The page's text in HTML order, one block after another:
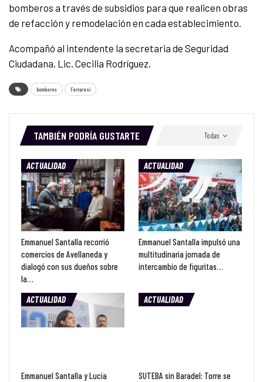
bomberos a través de subsidios para que realicen obras
de refacción y remodelación en cada establecimiento.
Acompañó al intendente la secretaria de Seguridad
Ciudadana, Lic. Cecilia Rodríguez.
bomberos Ferraresi
Todas
TAMBIÉN PODRÍA GUSTARTE
ACTUALIDAD
Emmanuel Santalla recorrió
comercios de Avellaneda y
dialogó con sus dueños sobre
la…
ACTUALIDAD
Emmanuel Santalla impulsó una
multitudinaria jornada de
intercambio de figuritas…
ACTUALIDAD
Emmanuel Santalla y Lucía
ACTUALIDAD
SUTEBA sin Baradel: Torre se